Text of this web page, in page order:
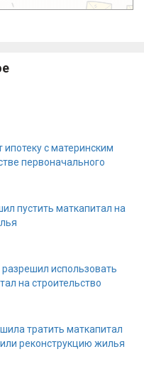
с материнским
первоначального
пустить маткапитал на
использовать
на строительство
тратить маткапитал
реконструкцию жилья